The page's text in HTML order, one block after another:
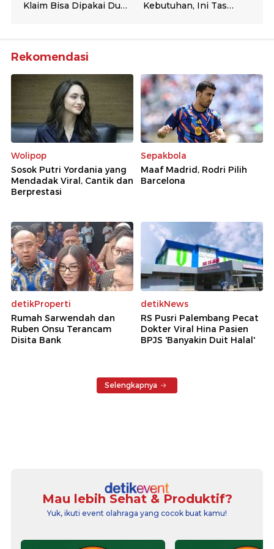
Rekomendasi
Wolipop
Sosok Putri Yordania yang
Mendadak Viral, Cantik dan
Berprestasi
Sepakbola
Maaf Madrid, Rodri Pilih
Barcelona
detikProperti
Rumah Sarwendah dan
Ruben Onsu Terancam
Disita Bank
detikNews
RS Pusri Palembang Pecat
Dokter Viral Hina Pasien
BPJS 'Banyakin Duit Halal'
Selengkapnya
Mau lebih Sehat & Produktif?
Yuk, ikuti event olahraga yang cocok buat kamu!